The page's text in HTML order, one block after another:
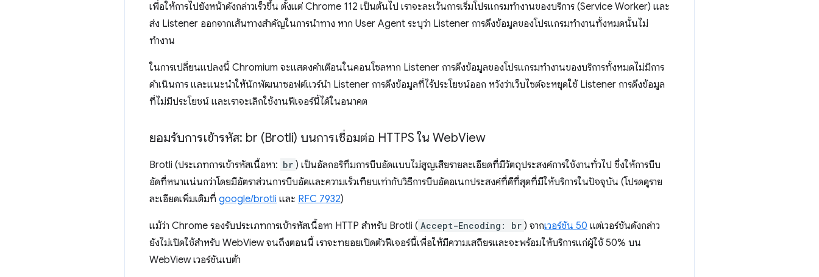
เพื่อให้การไปยังหน้าดังกล่าวเร็วขึ้น ตั้งแต่ Chrome 112 เป็นต้นไป เราจะละเว้นการเริ่มโปรแกรมทำงานของบริการ (Service Worker) และ
ส่ง Listener ออกจากเส้นทางสำคัญในการนำทาง หาก User Agent ระบุว่า Listener การดึงข้อมูลของโปรแกรมทำงานทั้งหมดนั้นไม่
ทำงาน
ในการเปลี่ยนแปลงนี้ Chromium จะแสดงคำเตือนในคอนโซลหาก Listener การดึงข้อมูลของโปรแกรมทำงานของบริการทั้งหมดไม่มีการ
ดำเนินการ และแนะนำให้นักพัฒนาซอฟต์แวร์นำ Listener การดึงข้อมูลที่ไร้ประโยชน์ออก หวังว่าเว็บไซต์จะหยุดใช้ Listener การดึงข้อมูล
ที่ไม่มีประโยชน์ และเราจะเลิกใช้งานฟีเจอร์นี้ได้ในอนาคต
ยอมรับการเข้ารหัส: br (Brotli) บนการเชื่อมต่อ HTTPS ใน WebView
Brotli (ประเภทการเข้ารหัสเนื้อหา: br ) เป็นอัลกอริทึมการบีบอัดแบบไม่สูญเสียรายละเอียดที่มีวัตถุประสงค์การใช้งานทั่วไป ซึ่งให้การบีบ
อัดที่หนาแน่นกว่าโดยมีอัตราส่วนการบีบอัดและความเร็วเทียบเท่ากับวิธีการบีบอัดอเนกประสงค์ที่ดีที่สุดที่มีให้บริการในปัจจุบัน (โปรดดูราย
ละเอียดเพิ่มเติมที่ google/brotli และ RFC 7932)
แม้ว่า Chrome รองรับประเภทการเข้ารหัสเนื้อหา HTTP สำหรับ Brotli ( Accept-Encoding: br ) จากเวอร์ชัน 50 แต่เวอร์ชันดังกล่าว
ยังไม่เปิดใช้สำหรับ WebView จนถึงตอนนี้ เราจะทยอยเปิดตัวฟีเจอร์นี้เพื่อให้มีความเสถียรและจะพร้อมให้บริการแก่ผู้ใช้ 50% บน
WebView เวอร์ชันเบต้า